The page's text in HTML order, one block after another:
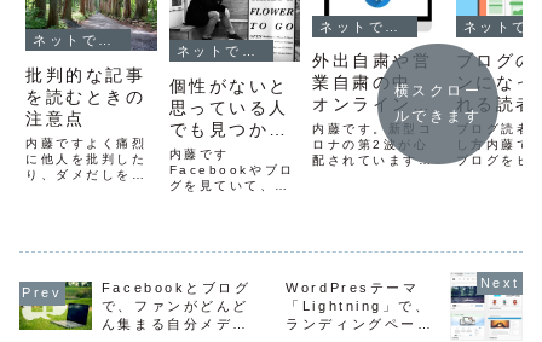
批判的な記事
を読むときの
注意点
内藤ですよく痛烈
に他人を批判した
り、ダメだしをし
れているようで、
ば気持ちが良かっ
たりします。アク
セスも集まりやす
いです。こういう
個性がないと
思っている人
でも見つかる
個性の出し方
内藤です
Facebookやブロ
グを見ていて、目
らしさや、その人
独自の世界観とか
感じられます。例
えば、短パン社長
外出自粛や営
業自粛の中、
オンライン化
して売れた
人、売れない
人の特徴
内藤です。新型コ
ロナの第2波が心
配されています
外出自粛や営業自
ン化して売れた
人、売れない人の
特徴外出自粛や営
業自粛の中、商
ブログの
ンになっ
れる読者
やし方
ブログ読者
し方内藤で
ブログをビ
した。本格
メブロのカ
イズのブロ
うありませ
ん、、、）
たのが
横スクロー
ルできます
Facebookとブログ
で、ファンがどんど
ん集まる自分メディ
WordPresテーマ
「Lightning」で、
ランディングページ